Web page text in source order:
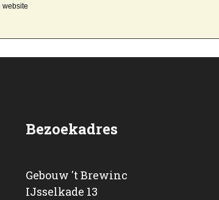
website
Bezoekadres
Gebouw 't Brewinc
IJsselkade 13